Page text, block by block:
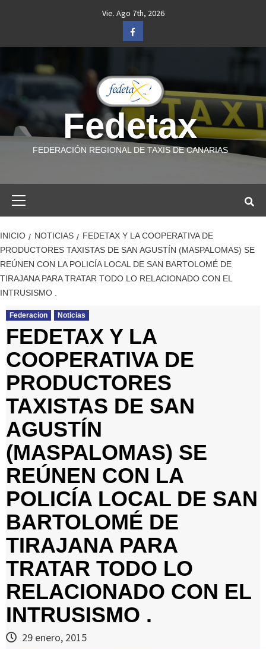
Vie. Ago 7th, 2026
Facebook
Fedetax
FEDERACIÓN REGIONAL DE TAXIS DE CANARIAS
INICIO NOTICIAS
FEDETAX Y LA COOPERATIVA DE
PRODUCTORES TAXISTAS DE SAN AGUSTÍN (MASPALOMAS) SE
REÚNEN CON LA POLICÍA LOCAL DE SAN BARTOLOMÉ DE
TIRAJANA PARA TRATAR TODO LO RELACIONADO CON EL
INTRUSISMO .
Federacion Noticias
FEDETAX Y LA
COOPERATIVA DE
PRODUCTORES
TAXISTAS DE SAN
AGUSTÍN
(MASPALOMAS) SE
REÚNEN CON LA
POLICÍA LOCAL DE SAN
BARTOLOMÉ DE
TIRAJANA PARA
TRATAR TODO LO
RELACIONADO CON EL
INTRUSISMO .
29 enero, 2015